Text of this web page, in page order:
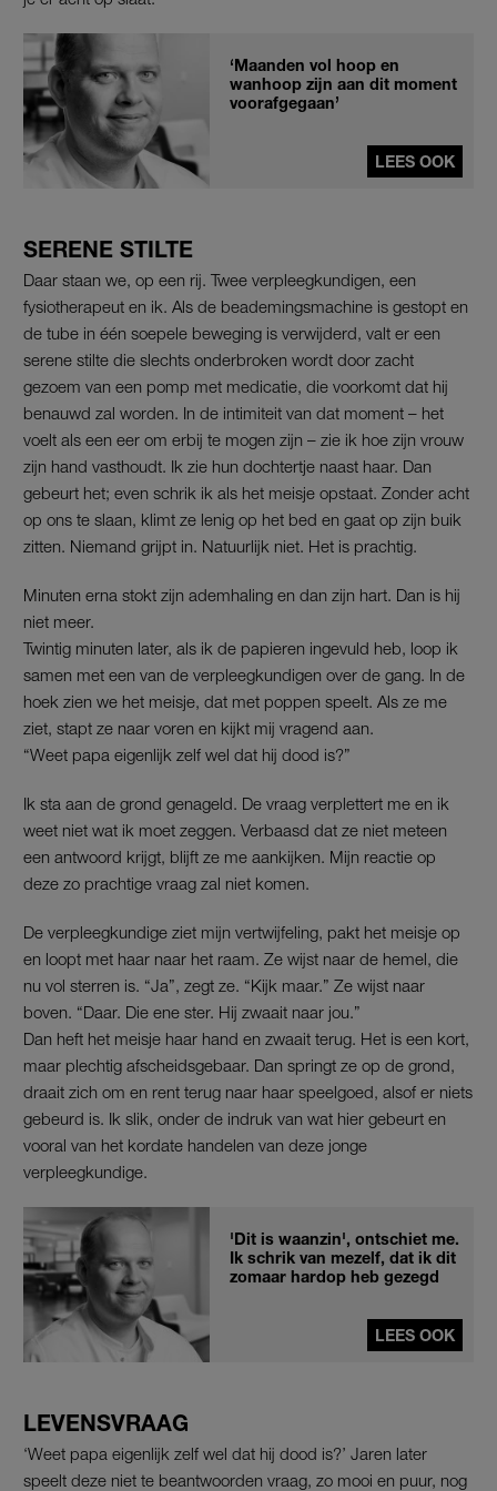
‘Maanden vol hoop en
wanhoop zijn aan dit moment
voorafgegaan’
LEES OOK
SERENE STILTE
Daar staan we, op een rij. Twee verpleegkundigen, een
fysiotherapeut en ik. Als de beademingsmachine is gestopt en
de tube in één soepele beweging is verwijderd, valt er een
serene stilte die slechts onderbroken wordt door zacht
gezoem van een pomp met medicatie, die voorkomt dat hij
benauwd zal worden. In de intimiteit van dat moment – het
voelt als een eer om erbij te mogen zijn – zie ik hoe zijn vrouw
zijn hand vasthoudt. Ik zie hun dochtertje naast haar. Dan
gebeurt het; even schrik ik als het meisje opstaat. Zonder acht
op ons te slaan, klimt ze lenig op het bed en gaat op zijn buik
zitten. Niemand grijpt in. Natuurlijk niet. Het is prachtig.
Minuten erna stokt zijn ademhaling en dan zijn hart. Dan is hij
niet meer.
Twintig minuten later, als ik de papieren ingevuld heb, loop ik
samen met een van de verpleegkundigen over de gang. In de
hoek zien we het meisje, dat met poppen speelt. Als ze me
ziet, stapt ze naar voren en kijkt mij vragend aan.
“Weet papa eigenlijk zelf wel dat hij dood is?”
Ik sta aan de grond genageld. De vraag verplettert me en ik
weet niet wat ik moet zeggen. Verbaasd dat ze niet meteen
een antwoord krijgt, blijft ze me aankijken. Mijn reactie op
deze zo prachtige vraag zal niet komen.
De verpleegkundige ziet mijn vertwijfeling, pakt het meisje op
en loopt met haar naar het raam. Ze wijst naar de hemel, die
nu vol sterren is. “Ja”, zegt ze. “Kijk maar.” Ze wijst naar
boven. “Daar. Die ene ster. Hij zwaait naar jou.”
Dan heft het meisje haar hand en zwaait terug. Het is een kort,
maar plechtig afscheidsgebaar. Dan springt ze op de grond,
draait zich om en rent terug naar haar speelgoed, alsof er niets
gebeurd is. Ik slik, onder de indruk van wat hier gebeurt en
vooral van het kordate handelen van deze jonge
verpleegkundige.
'Dit is waanzin', ontschiet me.
Ik schrik van mezelf, dat ik dit
zomaar hardop heb gezegd
LEES OOK
LEVENSVRAAG
‘Weet papa eigenlijk zelf wel dat hij dood is?’ Jaren later
speelt deze niet te beantwoorden vraag, zo mooi en puur, nog